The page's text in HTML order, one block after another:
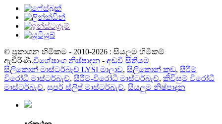
© ප්‍රකාශන හිමිකම - 2010-2026 : සියලුම හිමිකම්
ඇවිරිණි.විශේෂාංග නිෂ්පාදන - අඩවි සිතියම
සිලිකොන් මාස්ටර්බැච් LYSI මාලාව, සිලිකොන් කුඩු, සීරීම්
විරෝධී මාස්ටර්බැච්, සීරීම්-විරෝධී මාස්ටර්බැච්, කිවිසුම් විරෝධී
මාස්ටර්බැච්, සුපර් ස්ලිප් මාස්ටර්බැච්, සියලුම නිෂ්පාදන